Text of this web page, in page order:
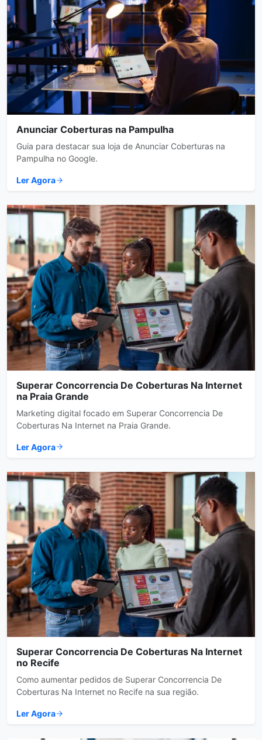
Anunciar Coberturas na Pampulha
Guia para destacar sua loja de Anunciar Coberturas na
Pampulha no Google.
Ler Agora
Superar Concorrencia De Coberturas Na Internet
na Praia Grande
Marketing digital focado em Superar Concorrencia De
Coberturas Na Internet na Praia Grande.
Ler Agora
Superar Concorrencia De Coberturas Na Internet
no Recife
Como aumentar pedidos de Superar Concorrencia De
Coberturas Na Internet no Recife na sua região.
Ler Agora